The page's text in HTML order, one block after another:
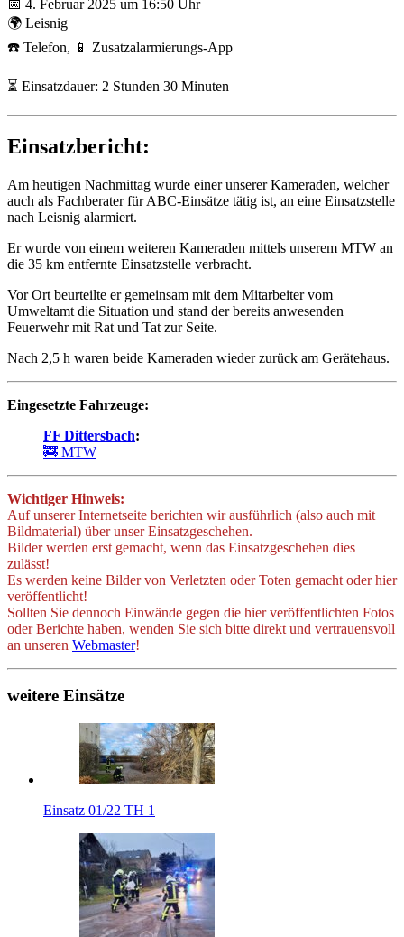
📅 4. Februar 2025 um 16:50 Uhr
🌍 Leisnig
☎️ Telefon, 📱 Zusatzalarmierungs-App
⏳ Einsatzdauer: 2 Stunden 30 Minuten
Einsatzbericht:
Am heutigen Nachmittag wurde einer unserer Kameraden, welcher
auch als Fachberater für ABC-Einsätze tätig ist, an eine Einsatzstelle
nach Leisnig alarmiert.
Er wurde von einem weiteren Kameraden mittels unserem MTW an
die 35 km entfernte Einsatzstelle verbracht.
Vor Ort beurteilte er gemeinsam mit dem Mitarbeiter vom
Umweltamt die Situation und stand der bereits anwesenden
Feuerwehr mit Rat und Tat zur Seite.
Nach 2,5 h waren beide Kameraden wieder zurück am Gerätehaus.
Eingesetzte Fahrzeuge:
FF Dittersbach:
🚒 MTW
Wichtiger Hinweis:
Auf unserer Internetseite berichten wir ausführlich (also auch mit
Bildmaterial) über unser Einsatzgeschehen.
Bilder werden erst gemacht, wenn das Einsatzgeschehen dies
zulässt!
Es werden keine Bilder von Verletzten oder Toten gemacht oder hier
veröffentlicht!
Sollten Sie dennoch Einwände gegen die hier veröffentlichten Fotos
oder Berichte haben, wenden Sie sich bitte direkt und vertrauensvoll
an unseren Webmaster!
weitere Einsätze
Einsatz 01/22 TH 1